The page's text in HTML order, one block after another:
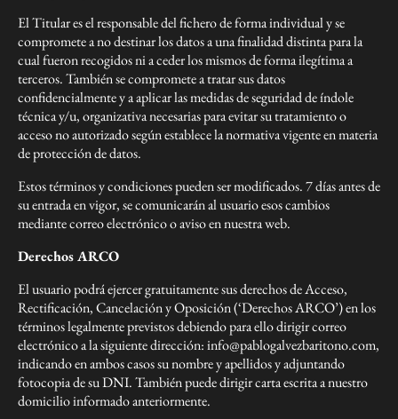
El Titular es el responsable del fichero de forma individual y se
compromete a no destinar los datos a una finalidad distinta para la
cual fueron recogidos ni a ceder los mismos de forma ilegítima a
terceros. También se compromete a tratar sus datos
confidencialmente y a aplicar las medidas de seguridad de índole
técnica y/u, organizativa necesarias para evitar su tratamiento o
acceso no autorizado según establece la normativa vigente en materia
de protección de datos.
Estos términos y condiciones pueden ser modificados. 7 días antes de
su entrada en vigor, se comunicarán al usuario esos cambios
mediante correo electrónico o aviso en nuestra web.
Derechos ARCO
El usuario podrá ejercer gratuitamente sus derechos de Acceso,
Rectificación, Cancelación y Oposición (‘Derechos ARCO’) en los
términos legalmente previstos debiendo para ello dirigir correo
electrónico a la siguiente dirección: info@pablogalvezbaritono.com,
indicando en ambos casos su nombre y apellidos y adjuntando
fotocopia de su DNI. También puede dirigir carta escrita a nuestro
domicilio informado anteriormente.